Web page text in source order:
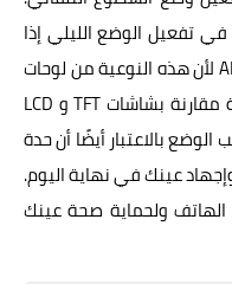
تفعيل الوضع الليلي إذا
كان هاتفك يحتوي على شاشة AMOLED لأن هذه النوعية من لوحات
العرض تستهلك مقدار أقل من الطاقة مقارنة بشاشات TFT و LCD
بالاعتبار أيضًا أن حدة
عينك في نهاية اليوم.
ولحماية صحة عينك